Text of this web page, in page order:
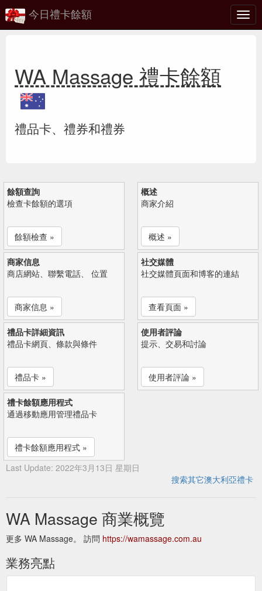
切
換
今日禮卡餘額
WA Massage 禮卡餘額
禮品卡、禮券和禮券
餘額查詢
檢查卡餘額的選項
餘額檢查 »
概述
商家介紹
概述 »
商家信息
商店網站、聯繫電話、 位置
商家信息 »
社交媒體
社交媒體頁面和博客的連結
查看頁面 »
禮品卡詳細資訊
禮品卡網頁、條款與條件
禮品卡 »
使用者評論
提示、交易和討論
使用者評論 »
禮卡餘額應用程式
通過移動應用管理禮品卡
禮卡餘額應用程式 »
Last Update: 2022年3月13日 星期日
搜索其它澳大利亞禮卡
WA Massage 商業概覽
更多 WA Massage。 訪問 https://wamassage.com.au
業務亮點